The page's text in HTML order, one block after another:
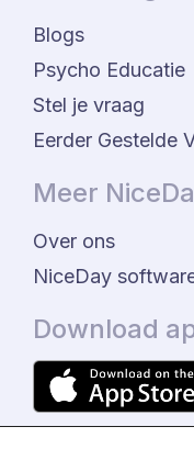
Blogs
Psycho Educatie
Stel je vraag
Eerder Gestelde
Meer
Over ons
NiceDay
Download